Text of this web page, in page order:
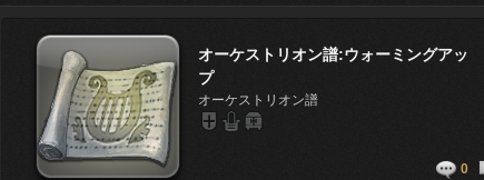
オーケストリオン譜:ウォーミングアッ
プ
オーケストリオン譜
0